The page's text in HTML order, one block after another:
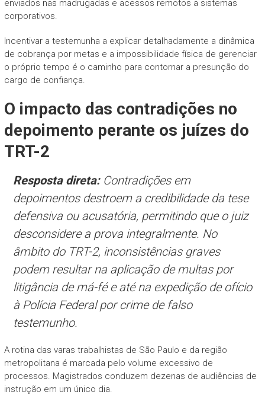
enviados nas madrugadas e acessos remotos a sistemas
corporativos.
Incentivar a testemunha a explicar detalhadamente a dinâmica
de cobrança por metas e a impossibilidade física de gerenciar
o próprio tempo é o caminho para contornar a presunção do
cargo de confiança.
O impacto das contradições no
depoimento perante os juízes do
TRT-2
Resposta direta:Contradições em
depoimentos destroem a credibilidade da tese
defensiva ou acusatória, permitindo que o juiz
desconsidere a prova integralmente. No
âmbito do TRT-2, inconsistências graves
podem resultar na aplicação de multas por
litigância de má-fé e até na expedição de ofício
à Polícia Federal por crime de falso
testemunho.
A rotina das varas trabalhistas de São Paulo e da região
metropolitana é marcada pelo volume excessivo de
processos. Magistrados conduzem dezenas de audiências de
instrução em um único dia.